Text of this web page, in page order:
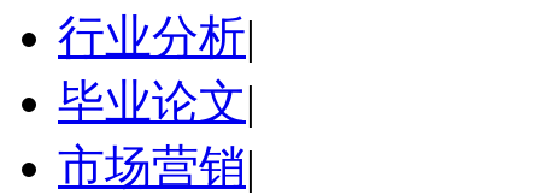
行业分析|
毕业论文|
市场营销|